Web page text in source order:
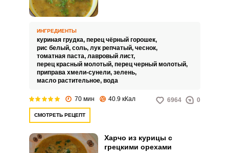
ИНГРЕДИЕНТЫ
куриная грудка, перец чёрный горошек,
рис белый, соль, лук репчатый, чеснок,
томатная паста, лавровый лист,
перец красный молотый, перец черный молотый,
приправа хмели-сунели, зелень,
масло растительное, вода
70 мин 40.9 кКал 6964 0
СМОТРЕТЬ РЕЦЕПТ
Харчо из курицы с
грецкими орехами